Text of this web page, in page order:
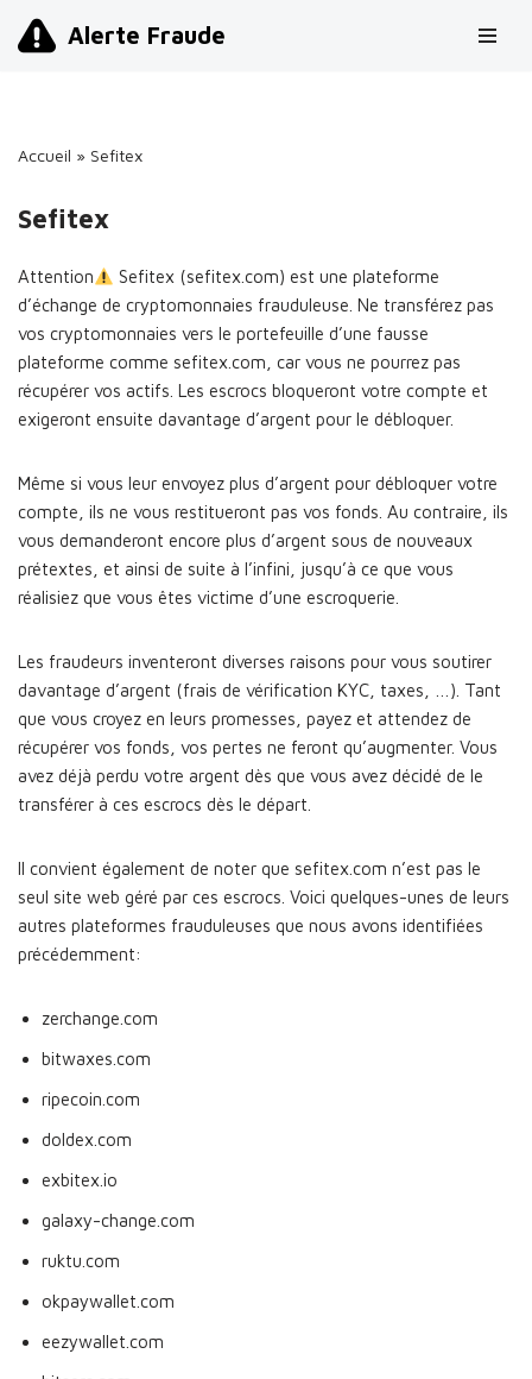
Alerte Fraude
Accueil » Sefitex
Sefitex
Attention
Sefitex (sefitex.com) est une plateforme
d’échange de cryptomonnaies frauduleuse. Ne transférez pas
vos cryptomonnaies vers le portefeuille d’une fausse
plateforme comme sefitex.com, car vous ne pourrez pas
récupérer vos actifs. Les escrocs bloqueront votre compte et
exigeront ensuite davantage d’argent pour le débloquer.
Même si vous leur envoyez plus d’argent pour débloquer votre
compte, ils ne vous restitueront pas vos fonds. Au contraire, ils
vous demanderont encore plus d’argent sous de nouveaux
prétextes, et ainsi de suite à l’infini, jusqu’à ce que vous
réalisiez que vous êtes victime d’une escroquerie.
Les fraudeurs inventeront diverses raisons pour vous soutirer
davantage d’argent (frais de vérification KYC, taxes, …). Tant
que vous croyez en leurs promesses, payez et attendez de
récupérer vos fonds, vos pertes ne feront qu’augmenter. Vous
avez déjà perdu votre argent dès que vous avez décidé de le
transférer à ces escrocs dès le départ.
Il convient également de noter que sefitex.com n’est pas le
seul site web géré par ces escrocs. Voici quelques-unes de leurs
autres plateformes frauduleuses que nous avons identifiées
précédemment:
zerchange.com
bitwaxes.com
ripecoin.com
doldex.com
exbitex.io
galaxy-change.com
ruktu.com
okpaywallet.com
eezywallet.com